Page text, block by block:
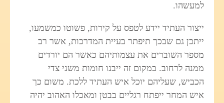
למעשהו.
ייצור העתיד יידע לטפס על קירות, פשוטו כמשמעו,
ייתכן גם שבכך תיפתר בעיית המדרכות, אשר רב
מספר השוברים את עצמותיהם כאשר הם יורדים
ממנה לרחוב. במקום זה ייבנו חומות משני צדי
הכביש, שעליהם יוכל איש העתיד ללכת. משום כך
איש המחר ייפתח רגליים בבטן ומאכלו האהוב יהיה